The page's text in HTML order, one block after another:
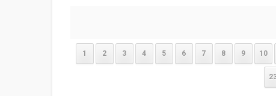
1 2 3 4 5 6 7 8 9 10